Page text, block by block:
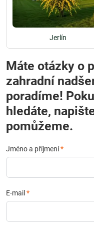
Jerlín
Máte otázky o
zahradní
poradíme!
hledáte,
pomůžeme.
Jméno a příjmení*
E-mail *